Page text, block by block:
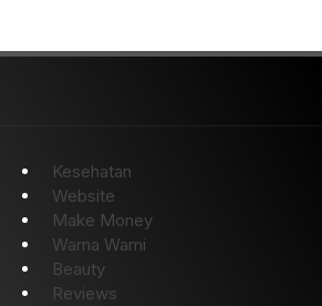
Kesehatan
Website
Make Money
Warna Warni
Beauty
Reviews